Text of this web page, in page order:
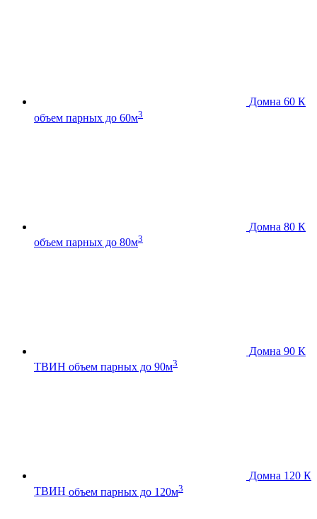
Домна 60 К
объем парных до 60м3
Домна 80 К
объем парных до 80м3
Домна 90 К
ТВИН объем парных до 90м3
Домна 120 К
ТВИН объем парных до 120м3